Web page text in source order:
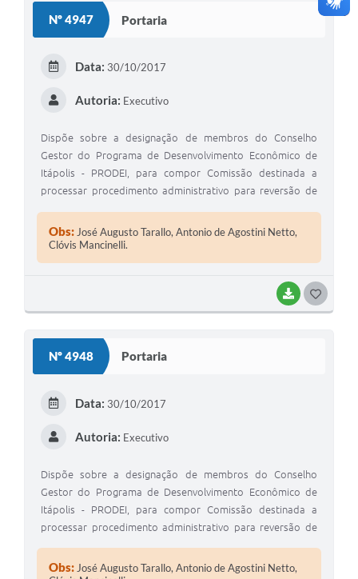
Nº 4947 Portaria
BAIXAR
Data: 30/10/2017
Autoria: Executivo
Dispõe sobre a designação de membros do Conselho
Gestor do Programa de Desenvolvimento Econômico de
Itápolis - PRODEI, para compor Comissão destinada a
processar procedimento administrativo para reversão de
2.787/2011.
Obs: José Augusto Tarallo, Antonio de Agostini Netto,
Clóvis Mancinelli.
Nº 4948 Portaria
Data: 30/10/2017
Autoria: Executivo
Dispõe sobre a designação de membros do Conselho
Gestor do Programa de Desenvolvimento Econômico de
Itápolis - PRODEI, para compor Comissão destinada a
processar procedimento administrativo para reversão de
2.787/2011.
Obs:José Augusto Tarallo, Antonio de Agostini Netto,